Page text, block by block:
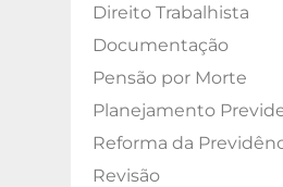
Direito Trabalhista
Documentação
Pensão por Morte
Planejamento
Reforma da
Revisão